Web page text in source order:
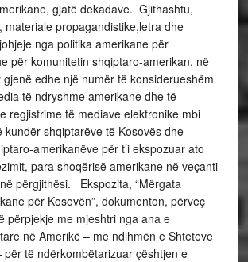
gjatë dekadave. Gjithashtu,
materiale propagandistike,letra dhe
nga politika amerikane për
për komunitetin shqiptaro-amerikan, në
edhe një numër të konsiderueshëm
të ndryshme amerikane dhe të
regjistrime të mediave elektronike mbi
kundër shqiptarëve të Kosovës dhe
amerikanëve për t’i ekspozuar ato
para shoqërisë amerikane në veçanti
përgjithësi. Ekspozita, “Mërgata
për Kosovën”, dokumenton, përveç
përpjekje me mjeshtri nga ana e
në Amerikë – me ndihmën e Shteteve
të ndërkombëtarizuar çështjen e